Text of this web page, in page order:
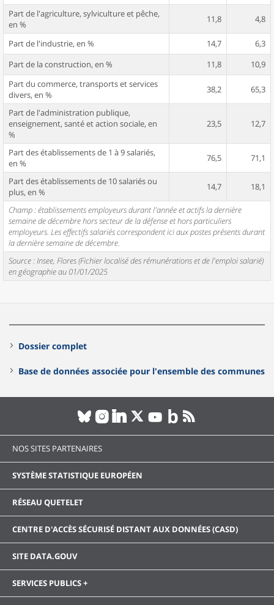
Part de l'agriculture, sylviculture et pêche,
en %
11,8 4,8
Part de l'industrie, en % 14,7
6,3
Part de la construction, en %
11,8
10,9
Part du commerce, transports et services
divers, en %
38,2 65,3
Part de l'administration publique,
enseignement, santé et action sociale, en
%
23,5 12,7
Part des établissements de 1 à 9 salariés,
en %
76,5 71,1
Part des établissements de 10 salariés ou
plus, en %
14,7 18,1
Champ : établissements employeurs durant l'année et actifs la dernière
semaine de décembre hors secteur de la défense et hors particuliers
employeurs. Les effectifs salariés correspondent ici aux postes présents durant
la dernière semaine de décembre.
Source : Insee, Flores (Fichier localisé des rémunérations et de l'emploi salarié)
en géographie au 01/01/2025
Dossier complet
Base de données associée pour l'ensemble des communes
NOS SITES PARTENAIRES
SYSTÈME STATISTIQUE EUROPÉEN
RÉSEAU QUETELET
CENTRE D'ACCÈS SÉCURISÉ DISTANT AUX DONNÉES (CASD)
SITE DATA.GOUV
SERVICES PUBLICS +